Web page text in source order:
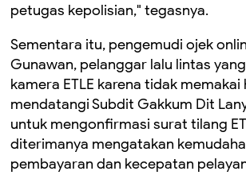
petugas kepolisian," tegasnya.
Sementara itu, pengemudi ojek
Gunawan, pelanggar lalu lintas
kamera ETLE karena tidak memakai
mendatangi Subdit Gakkum Dit
untuk mengonfirmasi surat tilang
diterimanya mengatakan
pembayaran dan kecepatan